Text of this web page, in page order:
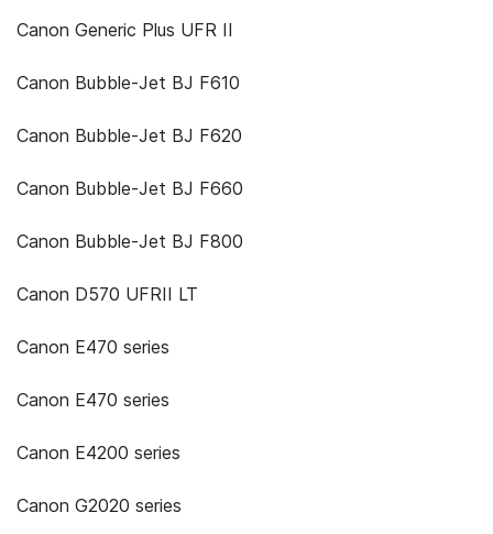
Canon Generic Plus UFR II
Canon Bubble-Jet BJ F610
Canon Bubble-Jet BJ F620
Canon Bubble-Jet BJ F660
Canon Bubble-Jet BJ F800
Canon D570 UFRII LT
Canon E470 series
Canon E470 series
Canon E4200 series
Canon G2020 series